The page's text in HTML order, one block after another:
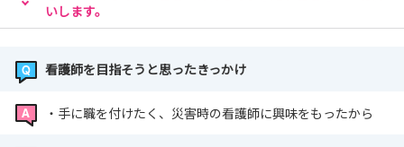
【開催日程】
8月22日（土）
インターンシップ 9:00～12:00
いします。
看護師を目指そうと思ったきっかけ
・手に職を付けたく、災害時の看護師に興味をもったから